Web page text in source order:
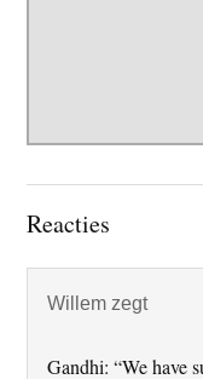
Lees
Reacties
Willem zegt
Gandhi: “We have